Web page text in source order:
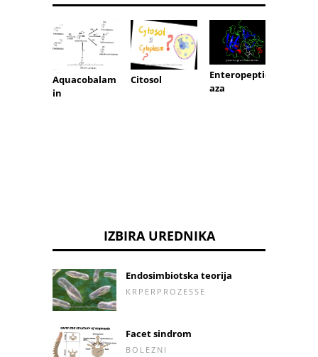
Aquacobalam
in
Citosol
Enteropeptid
aza
IZBIRA UREDNIKA
Endosimbiotska teorija
KRPERPROZESSE
Facet sindrom
BOLEZNI